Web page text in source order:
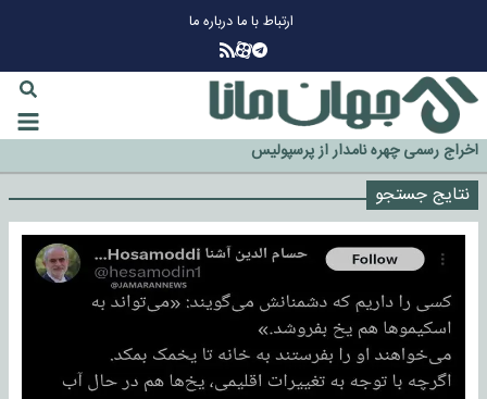
ارتباط با مادرباره ما
گزینه جدایی اوسمار روی میز مدیران پرسپولیس
آیا رئیس جمهور آمریکا قانون را دور می‌زند؟
اخراج رسمی چهره نامدار از پرسپولیس
سازمان اطلاعات سپاه: پروژه دولت ترامپ برای مهار چین، روسیه و اروپا شکست
خورد
نتایج جستجو